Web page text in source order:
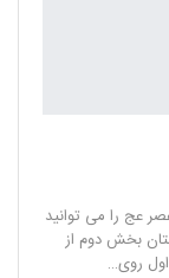
عج را می توانید
بخش دوم از
روی…